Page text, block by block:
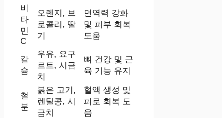
비
타
민
C
오렌지, 브
로콜리, 딸
기
면역력 강화
및 피부 회복
도움
칼
슘
우유, 요구
르트, 시금
치
뼈 건강 및 근
육 기능 유지
철
분
붉은 고기,
렌틸콩, 시
금치
혈액 생성 및
피로 회복 도
움